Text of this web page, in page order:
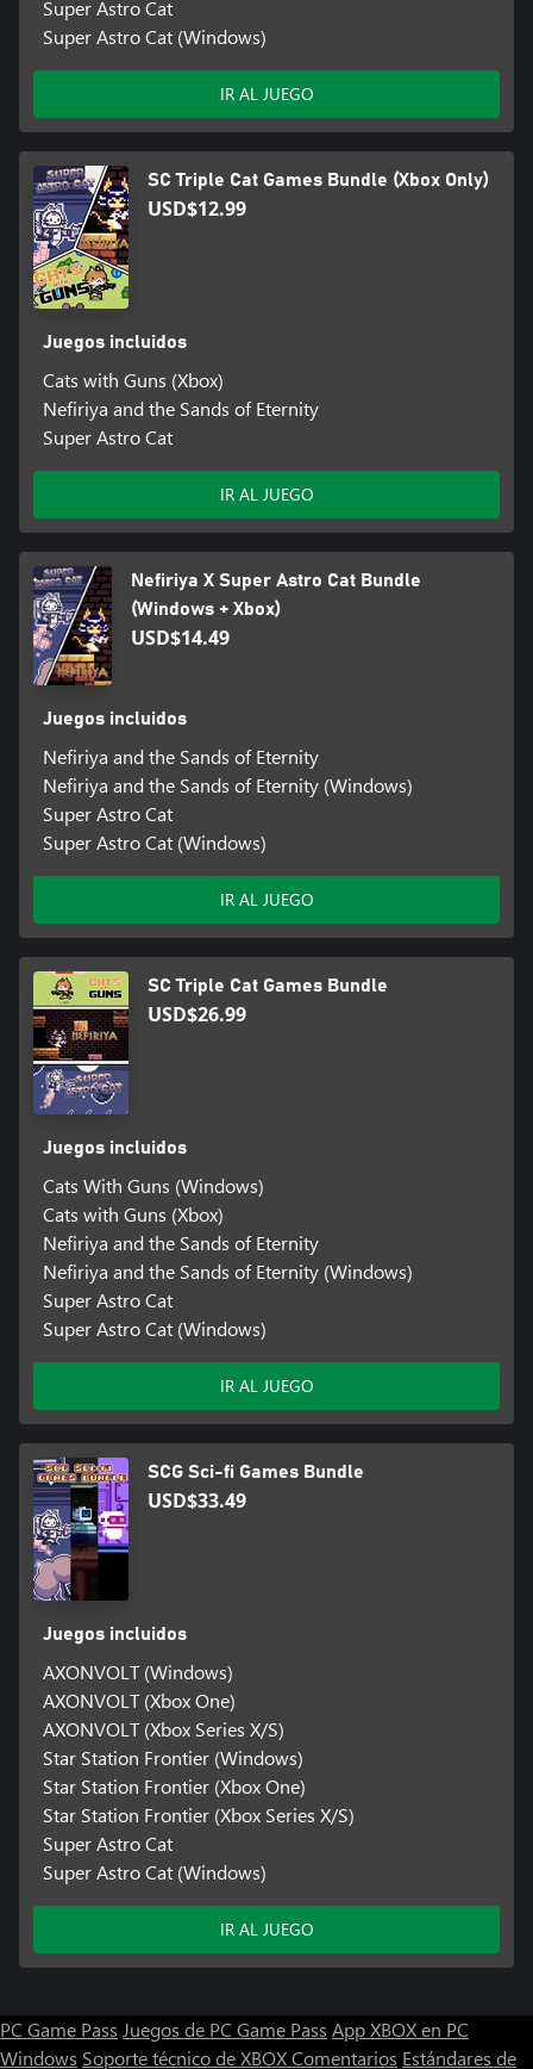
Super Astro Cat
Super Astro Cat (Windows)
IR AL JUEGO
SC Triple Cat Games Bundle (Xbox Only)
USD$12.99
Juegos incluidos
Cats with Guns (Xbox)
Nefiriya and the Sands of Eternity
Super Astro Cat
IR AL JUEGO
Nefiriya X Super Astro Cat Bundle
(Windows + Xbox)
USD$14.49
Juegos incluidos
Nefiriya and the Sands of Eternity
Nefiriya and the Sands of Eternity (Windows)
Super Astro Cat
Super Astro Cat (Windows)
IR AL JUEGO
SC Triple Cat Games Bundle
USD$26.99
Juegos incluidos
Cats With Guns (Windows)
Cats with Guns (Xbox)
Nefiriya and the Sands of Eternity
Nefiriya and the Sands of Eternity (Windows)
Super Astro Cat
Super Astro Cat (Windows)
IR AL JUEGO
SCG Sci-fi Games Bundle
USD$33.49
Juegos incluidos
AXONVOLT (Windows)
AXONVOLT (Xbox One)
AXONVOLT (Xbox Series X/S)
Star Station Frontier (Windows)
Star Station Frontier (Xbox One)
Star Station Frontier (Xbox Series X/S)
Super Astro Cat
Super Astro Cat (Windows)
IR AL JUEGO
PC Game Pass Juegos de PC Game Pass App XBOX en PC
Windows Soporte técnico de XBOXComentarios Estándares de